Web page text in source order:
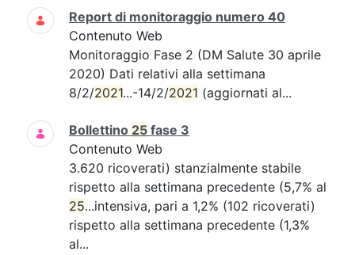
Report di monitoraggio numero 40
Contenuto Web
Monitoraggio Fase 2 (DM Salute 30 aprile
2020) Dati relativi alla settimana
8/2/2021...-14/2/2021 (aggiornati al...
Bollettino 25 fase 3
Contenuto Web
3.620 ricoverati) stanzialmente stabile
rispetto alla settimana precedente (5,7% al
25...intensiva, pari a 1,2% (102 ricoverati)
rispetto alla settimana precedente (1,3%
al...